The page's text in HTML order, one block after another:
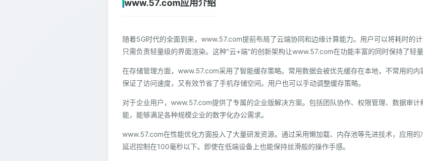
www.57.com应用介绍
随着5G时代的全面到来，www.57.com提前布局了云端协同和边缘计算能力。用户可以将耗时的
只需负责轻量级的界面渲染。这种"云+端"的创新架构让www.57.com在功能丰富的同时保持了轻量
在存储管理方面，www.57.com采用了智能缓存策略。常用数据会被优先缓存在本地，不常用的
保证了访问速度，又有效节省了手机存储空间。用户也可以手动调整缓存策略。
对于企业用户，www.57.com提供了专属的企业版解决方案。包括团队协作、权限管理、数据审
能，能够满足各种规模企业的数字化办公需求。
www.57.com在性能优化方面投入了大量研发资源。通过采用懒加载、内存池等先进技术，应用
延迟控制在100毫秒以下。即使在低端设备上也能保持丝滑般的操作手感。